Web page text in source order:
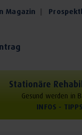
Magazin
Stationäre
Gesund werden in
INFOS - TIPPS